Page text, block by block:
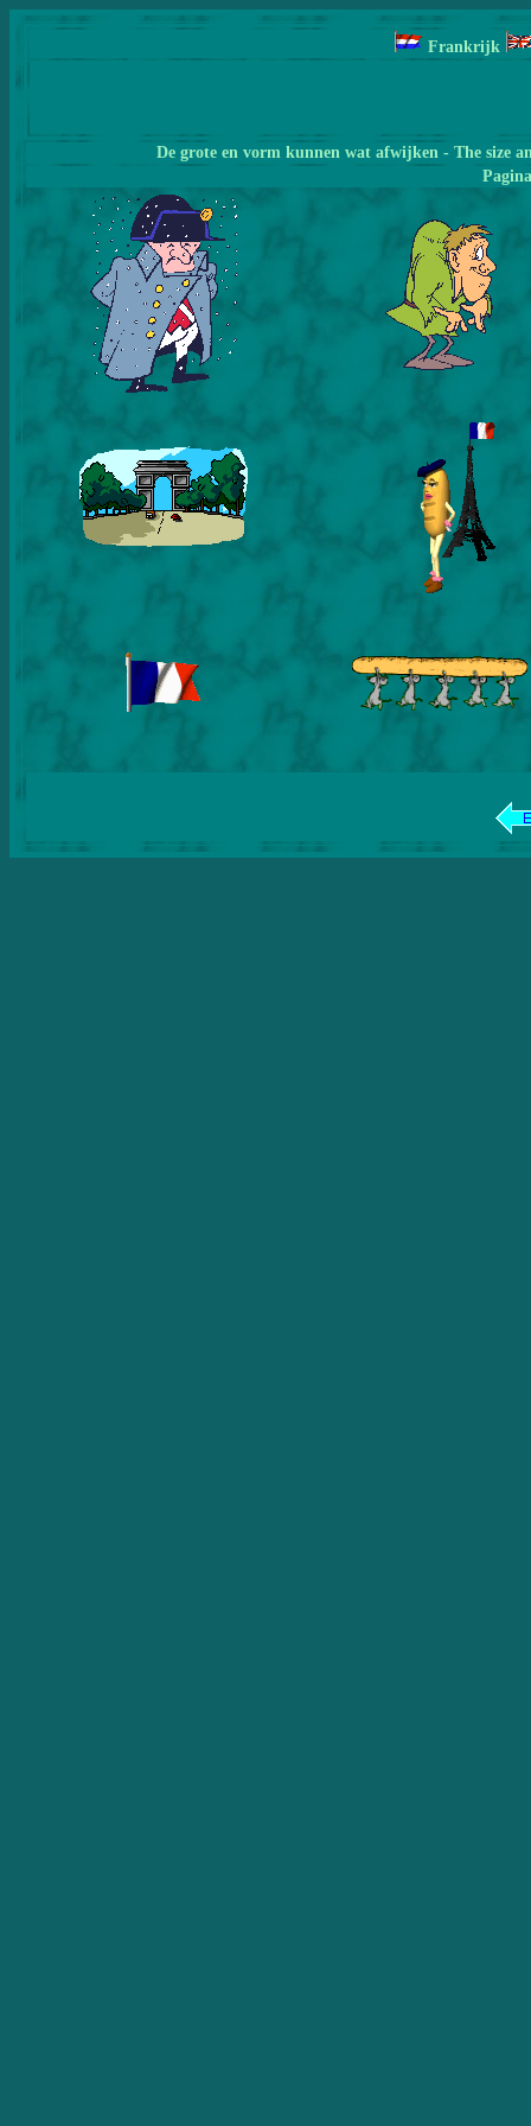
Frankrijk
De grote en vorm kunnen wat afwijken - The size